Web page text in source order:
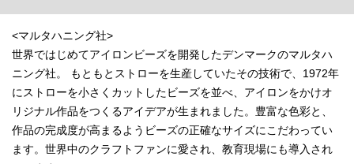
<マルタハニング社>
世界ではじめてアイロンビーズを開発したデンマークのマルタハ
ニング社。 もともとストローを生産していたその技術で、1972年
にストローを小さくカットしたビーズを並べ、アイロンをかけオ
リジナル作品をつくるアイデアが生まれました。豊富な色彩と、
作品の完成度が高まるようビーズの正確なサイズにこだわってい
ます。世界中のクラフトファンに愛され、教育現場にも導入され